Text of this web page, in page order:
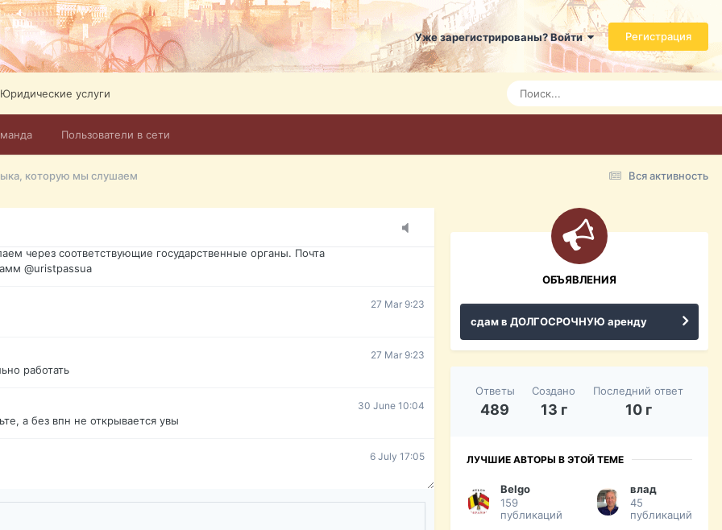
Уже зарегистрированы? Войти Регистрация
Пользователи в сети
Юридические услуги
Вся активность
которую мы слушаем
7 Mar 3:21
форума?т из э
в оформлении документов, то мы поможем Вам! Паспорт гражданина
идентификационный код инн, гражданство Украины, вид на жительство,
через соответствующие государственные органы. Почта
@uristpassua
27 Mar 9:23
27 Mar 9:23
работать
30 June 10:04
а без впн не открывается увы
6 July 17:05
ОБЪЯВЛЕНИЯ
сдам в ДОЛГОСРОЧНУЮ аренду
Ответы
489
Создано
13 г
Последний ответ
10 г
ЛУЧШИЕ АВТОРЫ В ЭТОЙ ТЕМЕ
Belgo
159
публикаций
влад
45
публикаций